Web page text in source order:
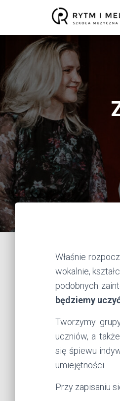
Właśnie
wokalnie,
podobnych
będziemy
Tworzymy
uczniów, a
się śpiewu
umiejętności.
Przy zapisaniu